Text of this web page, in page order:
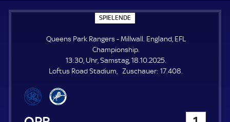
SPIELENDE
P
E
L
E
N
E
Queens Park Rangers - Millwall. England, EFL
Championship.
13:30, Uhr, Samstag, 18.10.2025.
Loftus Road Stadium
Zuschauer: Z
17.408.